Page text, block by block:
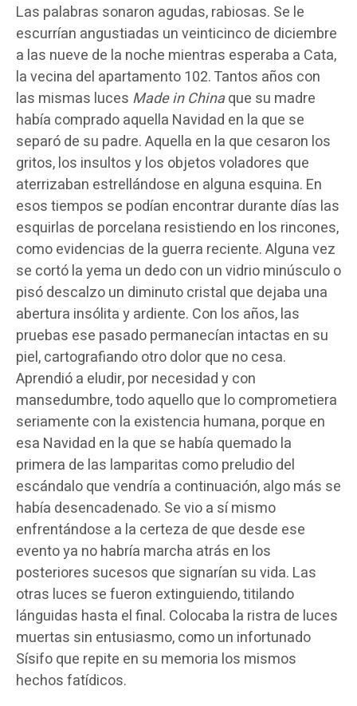
Las palabras sonaron agudas, rabiosas. Se le
escurrían angustiadas un veinticinco de diciembre
a las nueve de la noche mientras esperaba a Cata,
la vecina del apartamento 102. Tantos años con
las mismas luces Made in Chinaque su madre
había comprado aquella Navidad en la que se
separó de su padre. Aquella en la que cesaron los
gritos, los insultos y los objetos voladores que
aterrizaban estrellándose en alguna esquina. En
esos tiempos se podían encontrar durante días las
esquirlas de porcelana resistiendo en los rincones,
como evidencias de la guerra reciente. Alguna vez
se cortó la yema un dedo con un vidrio minúsculo o
pisó descalzo un diminuto cristal que dejaba una
abertura insólita y ardiente. Con los años, las
pruebas ese pasado permanecían intactas en su
piel, cartografiando otro dolor que no cesa.
Aprendió a eludir, por necesidad y con
mansedumbre, todo aquello que lo comprometiera
seriamente con la existencia humana, porque en
esa Navidad en la que se había quemado la
primera de las lamparitas como preludio del
escándalo que vendría a continuación, algo más se
había desencadenado. Se vio a sí mismo
enfrentándose a la certeza de que desde ese
evento ya no habría marcha atrás en los
posteriores sucesos que signarían su vida. Las
otras luces se fueron extinguiendo, titilando
lánguidas hasta el final. Colocaba la ristra de luces
muertas sin entusiasmo, como un infortunado
Sísifo que repite en su memoria los mismos
hechos fatídicos.